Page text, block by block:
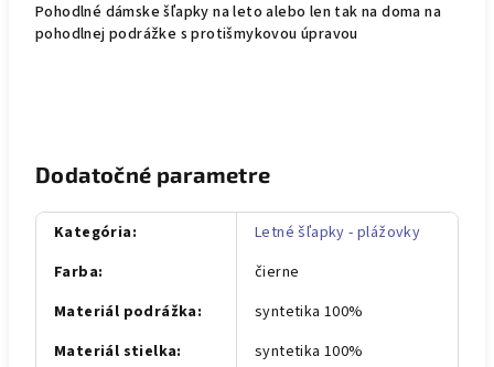
Pohodlné dámske šľapky na leto alebo len tak na doma na
pohodlnej podrážke s protišmykovou úpravou
Dodatočné parametre
Kategória:
Letné šľapky - plážovky
Farba:
čierne
Materiál podrážka:
syntetika 100%
Materiál stielka:
syntetika 100%